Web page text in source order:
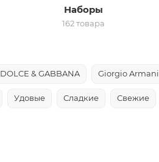
Наборы
162 товара
DOLCE & GABBANA Giorgio Armani
Удовые Сладкие Свежие